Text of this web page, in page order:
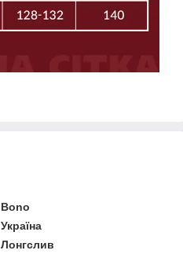
Bono
Україна
Лонгслив